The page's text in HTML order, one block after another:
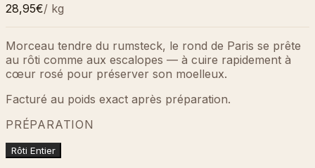
28,95€/ kg
Morceau tendre du rumsteck, le rond de Paris se prête
au rôti comme aux escalopes — à cuire rapidement à
cœur rosé pour préserver son moelleux.
Facturé au poids exact après préparation.
PRÉPARATION
Rôti Entier